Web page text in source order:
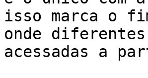
isso marca o
onde
acessadas a